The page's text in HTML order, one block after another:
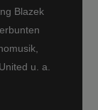
Blazek
u. a.